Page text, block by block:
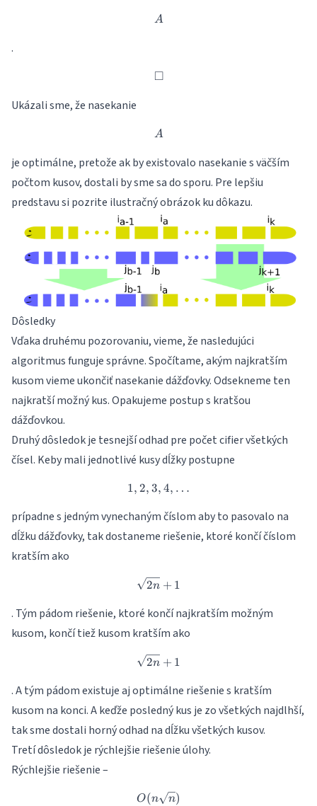
A
A
.
\square
□
Ukázali sme, že nasekanie
A
A
je optimálne, pretože ak by existovalo nasekanie s väčším
počtom kusov, dostali by sme sa do sporu. Pre lepšiu
predstavu si pozrite ilustračný obrázok ku dôkazu.
Dôsledky
Vďaka druhému pozorovaniu, vieme, že nasledujúci
algoritmus funguje správne. Spočítame, akým najkratším
kusom vieme ukončiť nasekanie dážďovky. Odsekneme ten
najkratší možný kus. Opakujeme postup s kratšou
dážďovkou.
Druhý dôsledok je tesnejší odhad pre počet cifier všetkých
čísel. Keby mali jednotlivé kusy dĺžky postupne
1,2,3,4,\dots
1, 2, 3, 4, …
prípadne s jedným vynechaným číslom aby to pasovalo na
dĺžku dážďovky, tak dostaneme riešenie, ktoré končí číslom
kratším ako
\sqrt{2n}+1
2n + 1
. Tým pádom riešenie, ktoré končí najkratším možným
kusom, končí tiež kusom kratším ako
\sqrt{2n}+1
2n + 1
. A tým pádom existuje aj optimálne riešenie s kratším
kusom na konci. A keďže posledný kus je zo všetkých najdlhší,
tak sme dostali horný odhad na dĺžku všetkých kusov.
Tretí dôsledok je rýchlejšie riešenie úlohy.
Rýchlejšie riešenie –
O(n \sqrt {n})
O(n n)